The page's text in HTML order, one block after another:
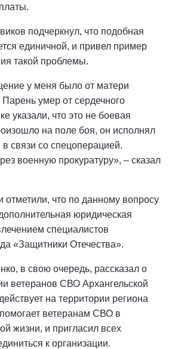
подчеркнул, что подобная
единичной, и привел пример
такой проблемы.
у меня было от матери
умер от сердечного
указали, что это не боевая
на поле боя, он исполнял
в связи со спецоперацией.
военную прокуратуру», – сказал
отметили, что по данному вопросу
юридическая
специалистов
«Защитники Отечества».
в свою очередь, рассказал о
ветеранов СВО Архангельской
на территории региона
ветеранам СВО в
жизни, и пригласил всех
к организации.